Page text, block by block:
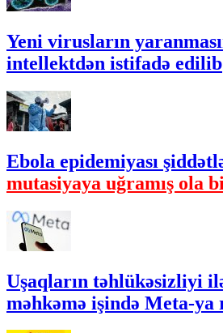
Yeni virusların
intellektdən istifadə edilib
Ebola epidemiyası
mutasiyaya uğramış ola
Uşaqların təhlükəsizliyi
məhkəmə işində Meta-